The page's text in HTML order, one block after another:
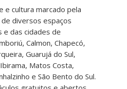
e cultura marcado pela
diversos espaços
e das cidades de
Calmon, Chapecó,
Guarujá do Sul,
Matos Costa,
e São Bento do Sul.